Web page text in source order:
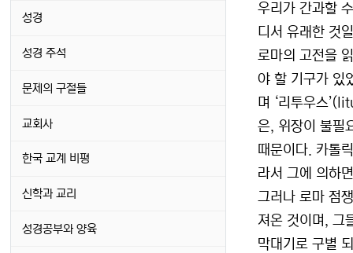
우리가 간과할
디서 유래한 것
로마의 고전을
야 할 기구가 있
며 ‘리투우스
은, 위장이 불필
때문이다. 카톨
라서 그에 의하
그러나 로마 점
져온 것이며, 그
막대기로 구별
성경
성경 주석
문제의 구절들
교회사
한국 교계 비평
신학과 교리
성경공부와 양육